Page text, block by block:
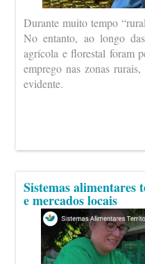
Durante muito tempo
No entanto, ao longo
agrícola e florestal foram
emprego nas zonas
evidente.
Sistemas alimentares
e mercados locais